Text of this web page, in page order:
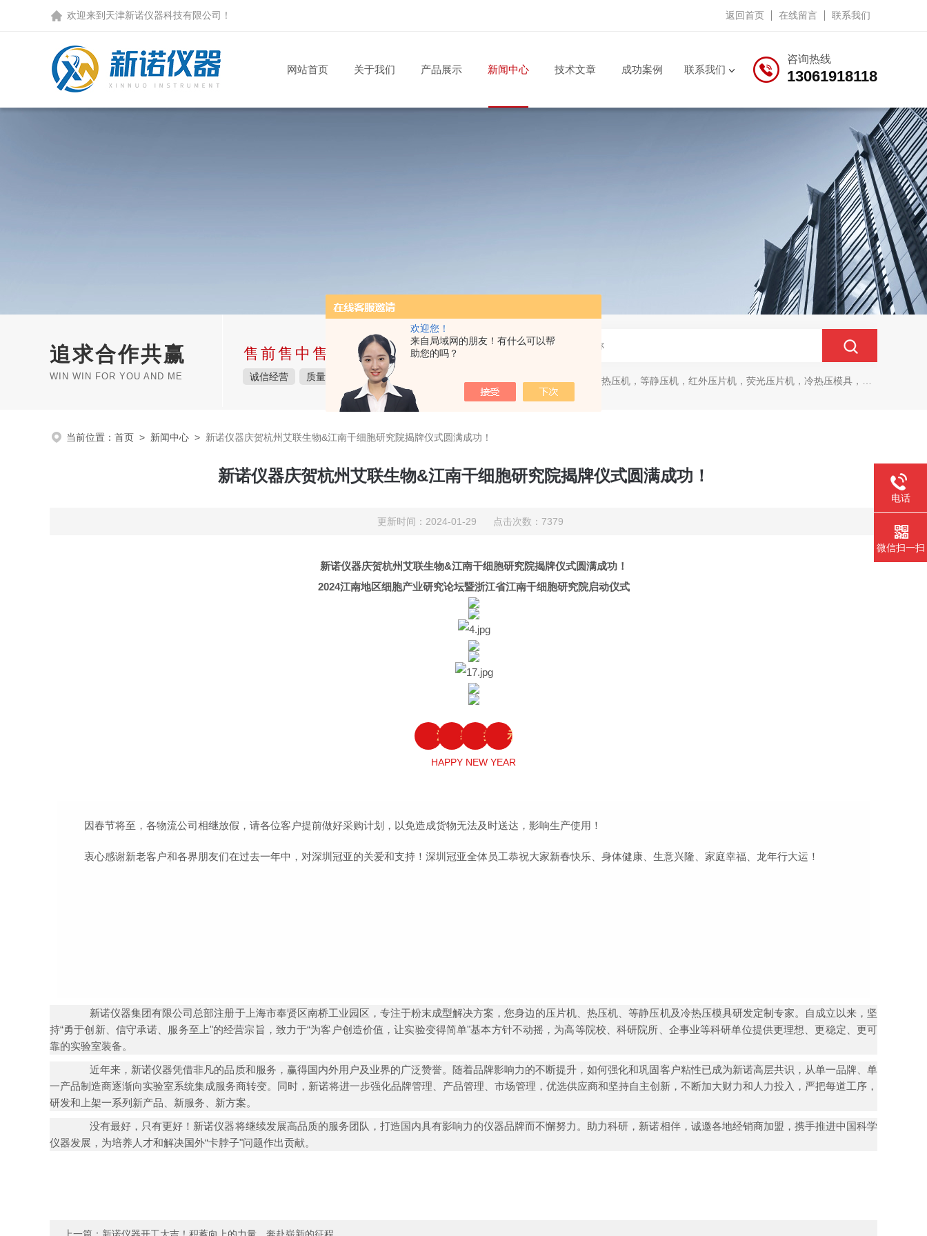
欢迎您！
来自局域网的朋友！有什么可以帮
助您的吗？
欢迎来到天津新诺仪器科技有限公司！ 返回首页 在线留言 联系我们
咨询热线
13061918118
网站首页 关于我们 产品展示 新闻中心 技术文章 成功案例 联系我们
追求合作共赢
WIN WIN FOR YOU AND ME
售前售中售后完整的服务体系
诚信经营 质量保障 价格实惠 热门关键词：压片机，热压机，等静压机，红外压片机，荧光压片机，冷热压模具，马弗炉，干燥箱
当前位置： 首页 > 新闻中心 > 新诺仪器庆贺杭州艾联生物&江南干细胞研究院揭牌仪式圆满成功！
新诺仪器庆贺杭州艾联生物&江南干细胞研究院揭牌仪式圆满成功！
更新时间：2024-01-29 点击次数：7379
新诺仪器庆贺杭州艾联生物&江南干细胞研究院揭牌仪式圆满成功！
2024江南地区细胞产业研究论坛暨浙江省江南干细胞研究院启动仪式
温 馨 提 示
HAPPY NEW YEAR
因春节将至，各物流公司相继放假，请各位客户提前做好采购计划，以免造成货物无法及时送达，影响生产使用！
衷心感谢新老客户和各界朋友们在过去一年中，对深圳冠亚的关爱和支持！深圳冠亚全体员工恭祝大家新春快乐、身体健康、生意兴隆、家庭幸福、龙年行大运！
新诺仪器集团有限公司总部注册于上海市奉贤区南桥工业园区，专注于粉末成型解决方案，您身边的压片机、热压机、等静压机及冷热压模具研发定制专家。自成立以来，坚
持“勇于创新、信守承诺、服务至上"的经营宗旨，致力于“为客户创造价值，让实验变得简单"基本方针不动摇，为高等院校、科研院所、企事业等科研单位提供更理想、更稳定、更可
靠的实验室装备。
近年来，新诺仪器凭借非凡的品质和服务，赢得国内外用户及业界的广泛赞誉。随着品牌影响力的不断提升，如何强化和巩固客户粘性已成为新诺高层共识，从单一品牌、单
一产品制造商逐渐向实验室系统集成服务商转变。同时，新诺将进一步强化品牌管理、产品管理、市场管理，优选供应商和坚持自主创新，不断加大财力和人力投入，严把每道工序，
研发和上架一系列新产品、新服务、新方案。
没有最好，只有更好！新诺仪器将继续发展高品质的服务团队，打造国内具有影响力的仪器品牌而不懈努力。助力科研，新诺相伴，诚邀各地经销商加盟，携手推进中国科学
仪器发展，为培养人才和解决国外“卡脖子"问题作出贡献。
电话
微信扫一扫